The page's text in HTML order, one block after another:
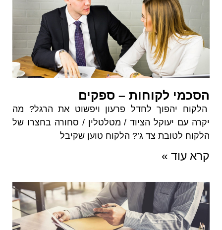
הסכמי לקוחות – ספקים
הלקוח יהפוך לחדל פרעון ויפשוט את הרגל? מה
יקרה עם יעוקל הציוד / מטלטלין / סחורה בחצרו של
הלקוח לטובת צד ג’? הלקוח טוען שקיבל
קרא עוד »